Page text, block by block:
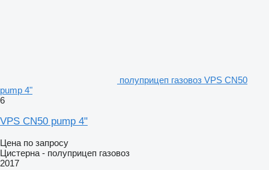
полуприцеп газовоз VPS CN50
pump 4"
6
VPS CN50 pump 4"
Цена по запросу
Цистерна - полуприцеп газовоз
2017